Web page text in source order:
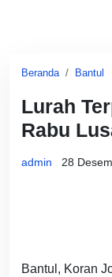
Beranda Bantul
Lurah
Rabu
admin 28
Bantul, Koran